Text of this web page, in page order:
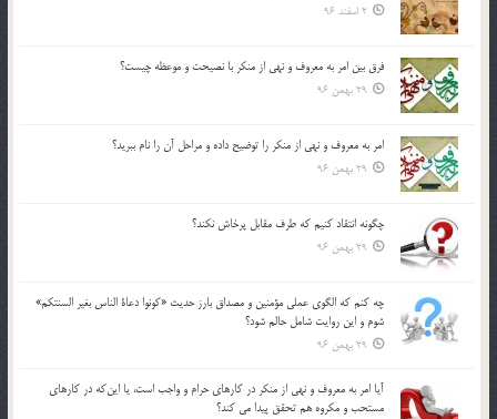
2 اسفند 96
فرق بين امر به معروف و نهي از منكر با نصيحت و موعظه چيست؟
29 بهمن 96
امر به معروف و نهي از منكر را توضيح داده و مراحل آن را نام ببريد؟
29 بهمن 96
چگونه انتقاد كنيم كه طرف مقابل پرخاش نكند؟
29 بهمن 96
چه كنم كه الگوي عملي مؤمنين و مصداق بارز حديث «كونوا دعاة الناس بغير السنتكم»
شوم و اين روايت شامل حالم شود؟
29 بهمن 96
آيا امر به معروف و نهي از منكر در كارهاي حرام و واجب است، يا اين‌كه در كارهاي
مستحب و مكروه هم تحقق پيدا مي كند؟